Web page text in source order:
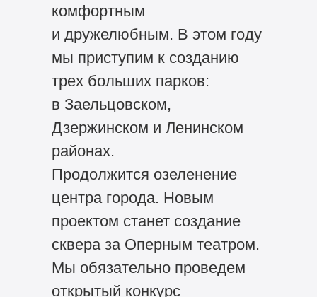
комфортным
и дружелюбным. В этом году
мы приступим к созданию
трех больших парков:
в Заельцовском,
Дзержинском и Ленинском
районах.
Продолжится озеленение
центра города. Новым
проектом станет создание
сквера за Оперным театром.
Мы обязательно проведем
открытый конкурс